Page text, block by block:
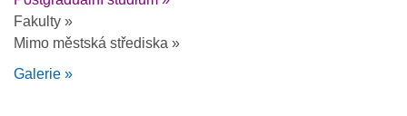
Fakulty »
Mimo městská střediska »
Galerie »